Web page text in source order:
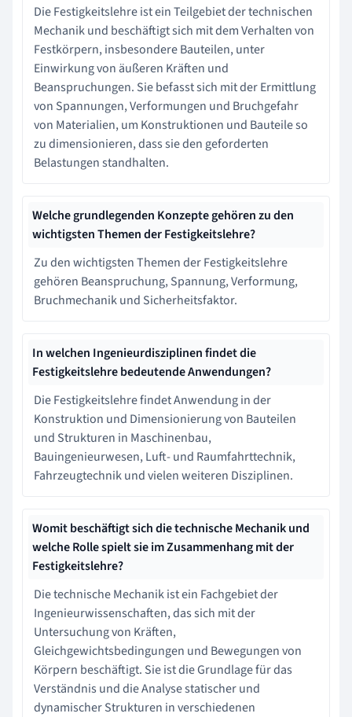
Die Festigkeitslehre ist ein Teilgebiet der technischen
Mechanik und beschäftigt sich mit dem Verhalten von
Festkörpern, insbesondere Bauteilen, unter
Einwirkung von äußeren Kräften und
Beanspruchungen. Sie befasst sich mit der Ermittlung
von Spannungen, Verformungen und Bruchgefahr
von Materialien, um Konstruktionen und Bauteile so
zu dimensionieren, dass sie den geforderten
Belastungen standhalten.
Welche grundlegenden Konzepte gehören zu den
wichtigsten Themen der Festigkeitslehre?
Zu den wichtigsten Themen der Festigkeitslehre
gehören Beanspruchung, Spannung, Verformung,
Bruchmechanik und Sicherheitsfaktor.
In welchen Ingenieurdisziplinen findet die
Festigkeitslehre bedeutende Anwendungen?
Die Festigkeitslehre findet Anwendung in der
Konstruktion und Dimensionierung von Bauteilen
und Strukturen in Maschinenbau,
Bauingenieurwesen, Luft- und Raumfahrttechnik,
Fahrzeugtechnik und vielen weiteren Disziplinen.
Womit beschäftigt sich die technische Mechanik und
welche Rolle spielt sie im Zusammenhang mit der
Festigkeitslehre?
Die technische Mechanik ist ein Fachgebiet der
Ingenieurwissenschaften, das sich mit der
Untersuchung von Kräften,
Gleichgewichtsbedingungen und Bewegungen von
Körpern beschäftigt. Sie ist die Grundlage für das
Verständnis und die Analyse statischer und
dynamischer Strukturen in verschiedenen